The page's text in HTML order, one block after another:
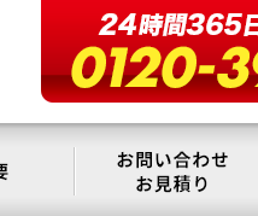
会社概要